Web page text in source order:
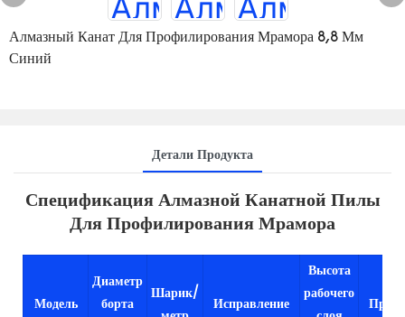
Алмазный Канат Для Профилирования Мрамора 8,8 Мм
Синий
Детали Продукта
Спецификация Алмазной Канатной Пилы
Для Профилирования Мрамора
Модель
Диаметр
борта
Шарик/
Исправление
Высота
рабочего